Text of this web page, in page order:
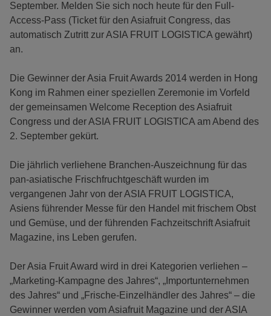
September. Melden Sie sich noch heute für den Full-
Access-Pass (Ticket für den Asiafruit Congress, das
automatisch Zutritt zur ASIA FRUIT LOGISTICA gewährt)
an.
Die Gewinner der Asia Fruit Awards 2014 werden in Hong
Kong im Rahmen einer speziellen Zeremonie im Vorfeld
der gemeinsamen Welcome Reception des Asiafruit
Congress und der ASIA FRUIT LOGISTICA am Abend des
2. September gekürt.
Die jährlich verliehene Branchen-Auszeichnung für das
pan-asiatische Frischfruchtgeschäft wurden im
vergangenen Jahr von der ASIA FRUIT LOGISTICA,
Asiens führender Messe für den Handel mit frischem Obst
und Gemüse, und der führenden Fachzeitschrift Asiafruit
Magazine, ins Leben gerufen.
Der Asia Fruit Award wird in drei Kategorien verliehen –
„Marketing-Kampagne des Jahres“, „Importunternehmen
des Jahres“ und „Frische-Einzelhändler des Jahres“ – die
Gewinner werden vom Asiafruit Magazine und der ASIA